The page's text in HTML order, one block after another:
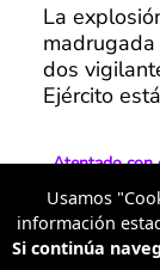
La
dos
Ejército
Atentado con
vía
Explosión
Usamos
información
Si continúa